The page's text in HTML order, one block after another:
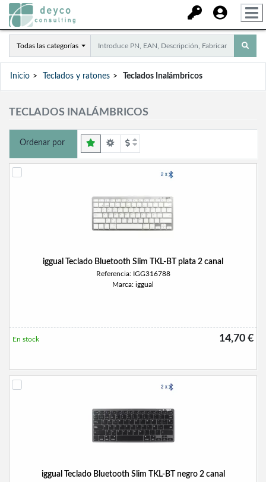
Todas las categorías
Inicio Teclados y ratones Teclados Inalámbricos
TECLADOS INALÁMBRICOS
Ordenar por
iggual Teclado Bluetooth Slim TKL-BT plata 2 canal
Referencia: IGG316788
Marca: iggual
14,70 €
En stock
iggual Teclado Bluetooth Slim TKL-BT negro 2 canal